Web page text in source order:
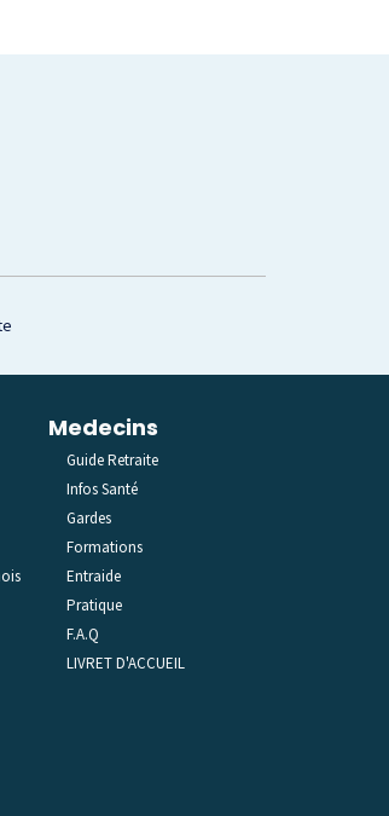
Medecins
Guide Retraite
Infos Santé
Gardes
Formations
Entraide
Pratique
F.A.Q
LIVRET D'ACCUEIL